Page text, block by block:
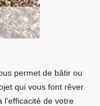
permet de bâtir ou
qui vous font rêver.
l’efficacité de votre